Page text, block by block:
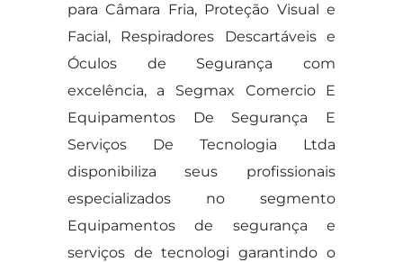
para Câmara Fria, Proteção Visual e
Facial, Respiradores Descartáveis e
Óculos de Segurança com
excelência, a Segmax Comercio E
Equipamentos De Segurança E
Serviços De Tecnologia Ltda
disponibiliza seus profissionais
especializados no segmento
Equipamentos de segurança e
serviços de tecnologi garantindo o